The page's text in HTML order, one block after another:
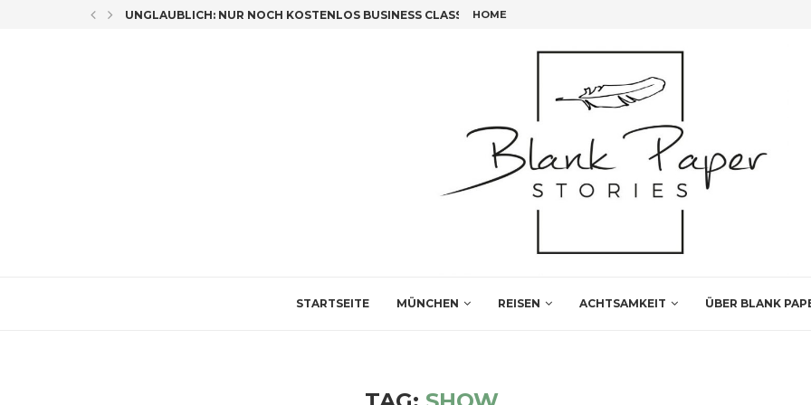
CO-AUTORIN UNGLAUBLICH: NUR NOCH KOSTENLOS BUSINESS CLASS FLIEGEN!FÜNF INSIDER TIPPS FÜR DEINEN LEIPZIG BESUCH
HOME
STARTSEITE MÜNCHEN REISEN ACHTSAMKEIT ÜBER BLANK